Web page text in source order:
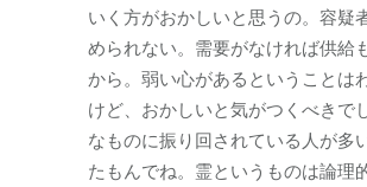
いく方がおかしいと思うの。容疑
められない。需要がなければ供給
から。弱い心があるということは
けど、おかしいと気がつくべきで
なものに振り回されている人が多
たもんでね。霊というものは論理